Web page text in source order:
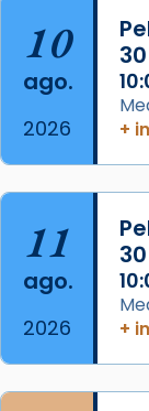
2 weeks
Memòria de
partir de
que les
eterna”)
frare Joan
que les
Mataró en
10
ago.
2026
+
11
ago.
2026
+